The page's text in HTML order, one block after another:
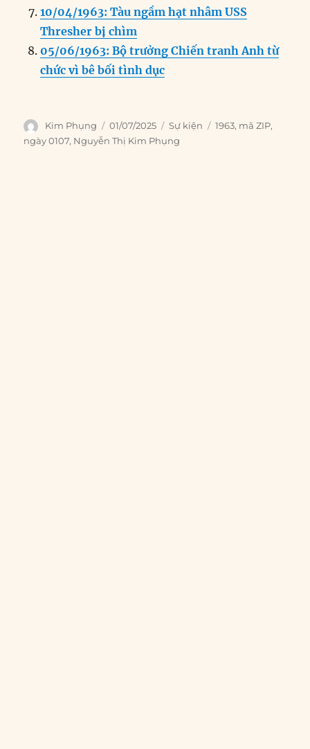
10/04/1963: Tàu ngầm hạt nhâm USS
Thresher bị chìm
05/06/1963: Bộ trưởng Chiến tranh Anh từ
chức vì bê bối tình dục
Author
Kim Phụng
Posted
on
01/07/2025 Categories
Sự kiện Tags
1963, mã ZIP,
ngày 0107, Nguyễn Thị Kim Phụng